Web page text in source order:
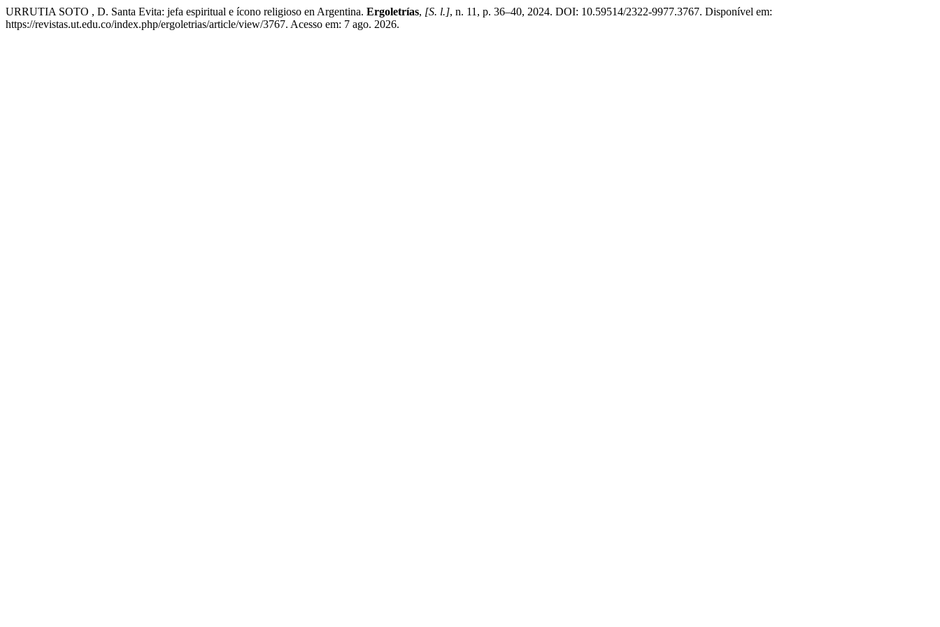
URRUTIA SOTO , D. Santa Evita: jefa espiritual e ícono religioso en Argentina. Ergoletrías, [S. l.], n. 11, p. 36–40, 2024. DOI: 10.59514/2322-9977.3767. Disponível em:
https://revistas.ut.edu.co/index.php/ergoletrias/article/view/3767. Acesso em: 7 ago. 2026.